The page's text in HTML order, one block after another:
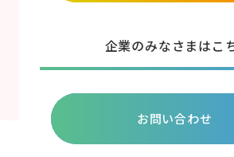
企業のみなさまはこ
お問い合わせ